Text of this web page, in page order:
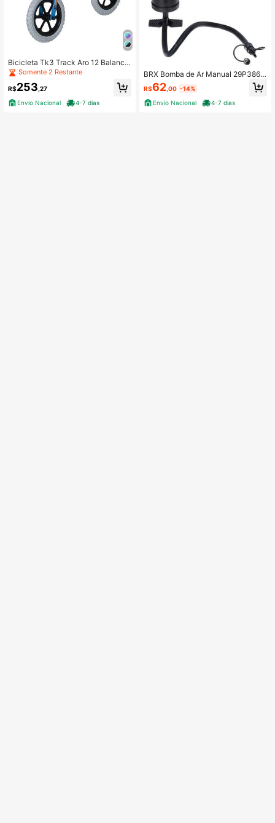
Bicicleta Tk3 Track Aro 12 Balance
Bike Ranger Corp Azul Tifani e Pret
o
Somente 2 Restante
R$253 ,27
Envio Nacional
4-7 dias
BRX Bomba de Ar Manual 29P386
Preto Compacta Leve Eficiente co
m Câmera Grande Válvula de Segur
ança e Mangueira Flexível para Col
chão Inflável
R$62 ,00 -14%
Envio Nacional
4-7 dias